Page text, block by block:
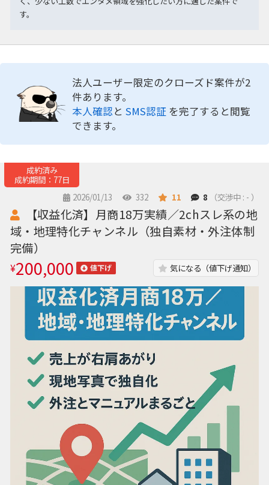
す。
法人ユーザー限定のクローズド案件が2
件あります。
本人確認と SMS認証 を完了すると閲覧
できます。
成約済み
成約期間：77日
2026/01/13
332 11 8 （交渉中 : - ）
【収益化済】月商18万実績／2chスレ系の地
域・地理特化チャンネル（独自素材・外注体制
完備）
¥200,000 値下げ 気になる（値下げ通知）